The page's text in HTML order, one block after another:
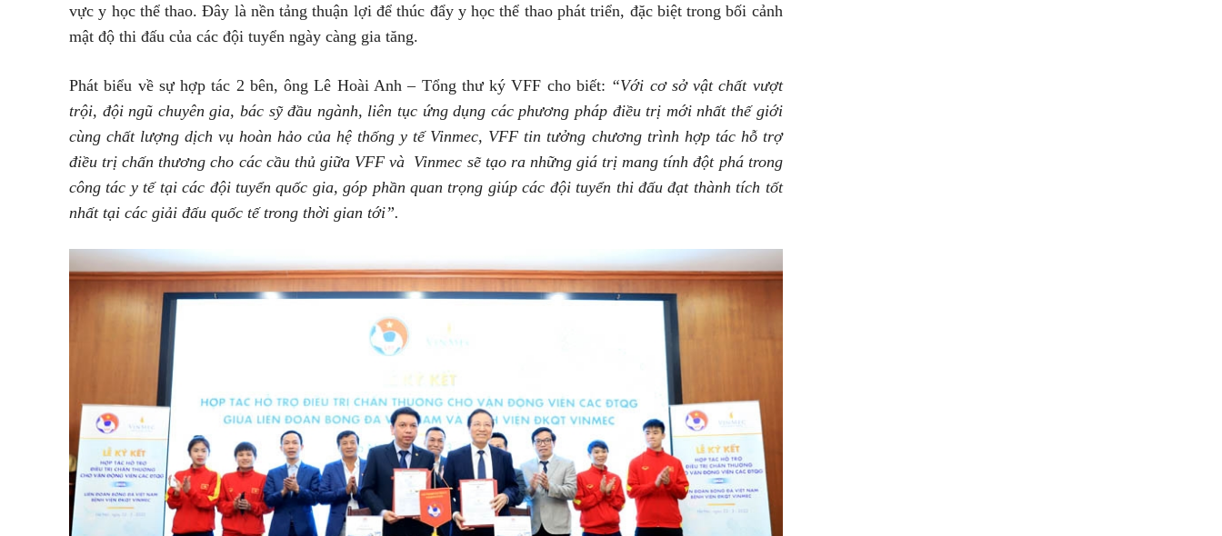
vực y học thể thao. Đây là nền tảng thuận lợi để thúc đẩy y học thể thao phát triển, đặc biệt trong bối cảnh
mật độ thi đấu của các đội tuyển ngày càng gia tăng.
Phát biểu về sự hợp tác 2 bên, ông Lê Hoài Anh – Tổng thư ký VFF cho biết: “Với cơ sở vật chất vượt
trội, đội ngũ chuyên gia, bác sỹ đầu ngành, liên tục ứng dụng các phương pháp điều trị mới nhất thế giới
cùng chất lượng dịch vụ hoàn hảo của hệ thống y tế Vinmec, VFF tin tưởng chương trình hợp tác hỗ trợ
điều trị chấn thương cho các cầu thủ giữa VFF và Vinmec sẽ tạo ra những giá trị mang tính đột phá trong
công tác y tế tại các đội tuyển quốc gia, góp phần quan trọng giúp các đội tuyển thi đấu đạt thành tích tốt
nhất tại các giải đấu quốc tế trong thời gian tới”.